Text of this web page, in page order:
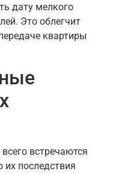
дату мелкого
Это облегчит
квартиры
встречаются
их последствия